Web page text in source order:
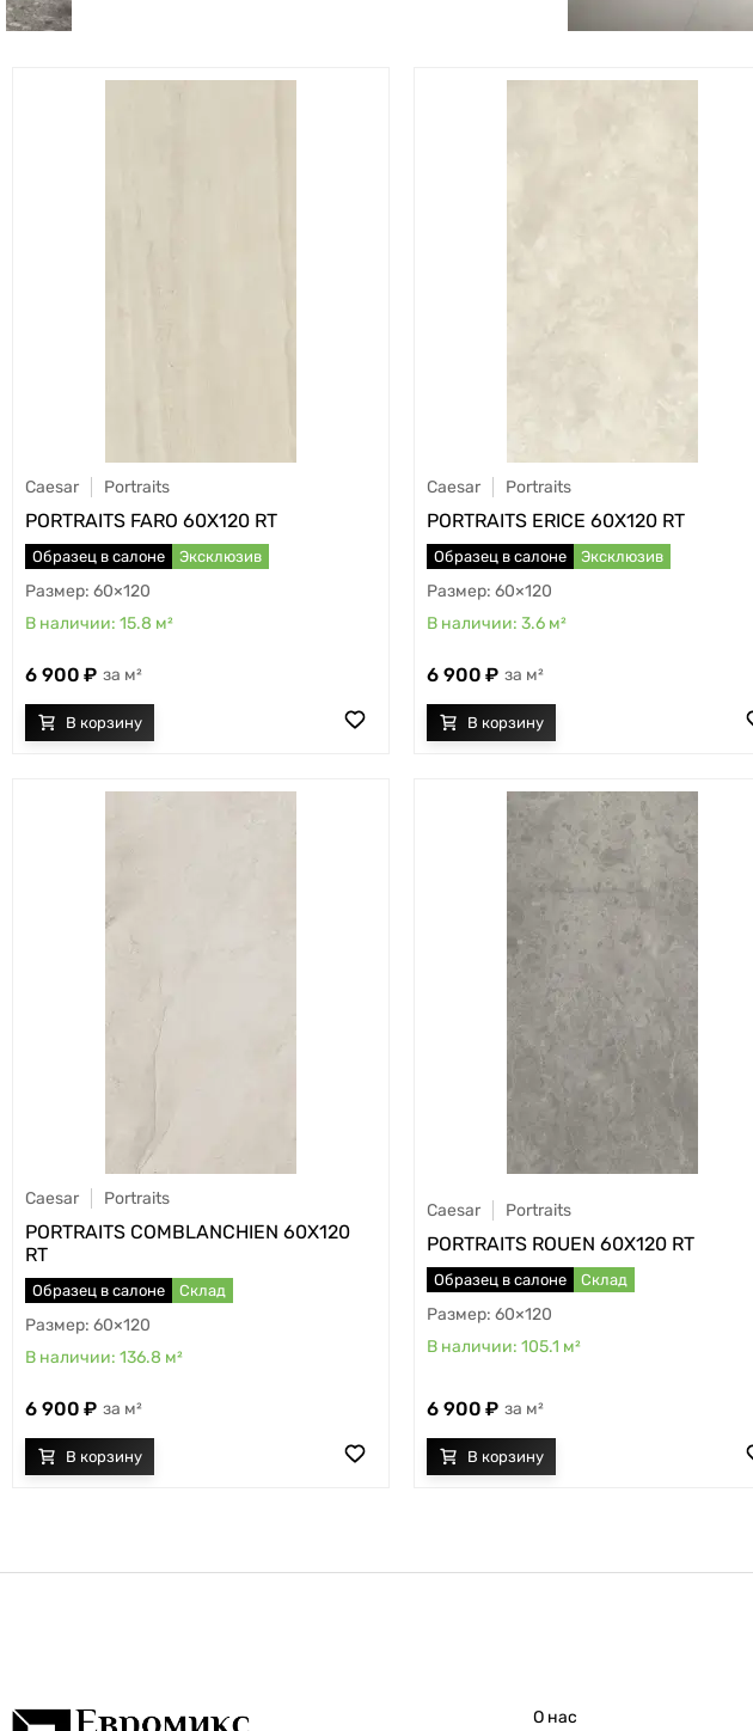
Caesar Portraits
PORTRAITS FARO 60X120 RT
Образец в салоне Эксклюзив
60×120
15.8 м²
6 900 м²
Caesar Portraits
PORTRAITS ERICE 60X120 RT
Образец в салоне Эксклюзив
60×120
3.6 м²
6 900 м²
Caesar Portraits
PORTRAITS COMBLANCHIEN 60X120
RT
Образец в салоне Склад
60×120
136.8 м²
6 900 м²
Caesar Portraits
PORTRAITS ROUEN 60X120 RT
Образец в салоне Склад
60×120
105.1 м²
6 900 м²
О нас